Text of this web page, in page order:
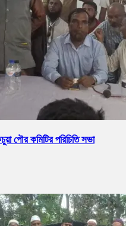
পৌর কমিটির পরিচিতি সভা